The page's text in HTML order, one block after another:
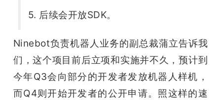
5. 后续会开放SDK。
Ninebot负责机器人业务的副总裁蒲立告诉我
们，这个项目前后立项和实施并不久，预计到
今年Q3会向部分的开发者发放机器人样机，
而Q4则开始开发者的公开申请。照这样的速